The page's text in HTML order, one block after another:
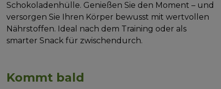
Schokoladenhülle. Genießen Sie den Moment – und
versorgen Sie Ihren Körper bewusst mit wertvollen
Nährstoffen. Ideal nach dem Training oder als
smarter Snack für zwischendurch.
Kommt bald